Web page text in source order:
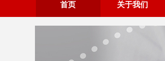
首页 关于我们